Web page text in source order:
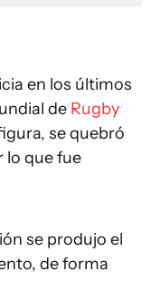
en los últimos
de Rugby
se quebró
lo que fue
se produjo el
de forma